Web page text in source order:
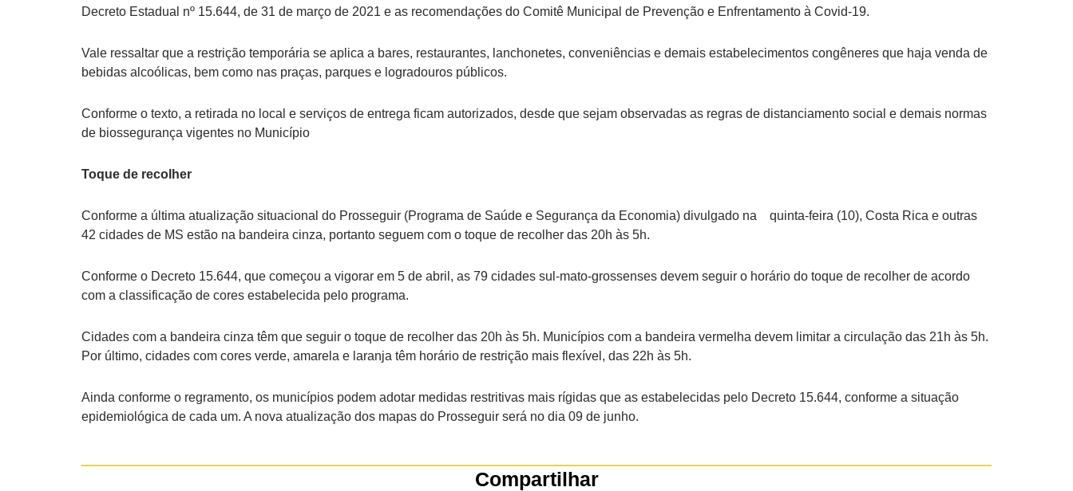
Decreto Estadual nº 15.644, de 31 de março de 2021 e as recomendações do Comitê Municipal de Prevenção e Enfrentamento à Covid-19.
Vale ressaltar que a restrição temporária se aplica a bares, restaurantes, lanchonetes, conveniências e demais estabelecimentos congêneres que haja venda de
bebidas alcoólicas, bem como nas praças, parques e logradouros públicos.
Conforme o texto, a retirada no local e serviços de entrega ficam autorizados, desde que sejam observadas as regras de distanciamento social e demais normas
de biossegurança vigentes no Município
Toque de recolher
Conforme a última atualização situacional do Prosseguir (Programa de Saúde e Segurança da Economia) divulgado na quinta-feira (10), Costa Rica e outras
42 cidades de MS estão na bandeira cinza, portanto seguem com o toque de recolher das 20h às 5h.
Conforme o Decreto 15.644, que começou a vigorar em 5 de abril, as 79 cidades sul-mato-grossenses devem seguir o horário do toque de recolher de acordo
com a classificação de cores estabelecida pelo programa.
Cidades com a bandeira cinza têm que seguir o toque de recolher das 20h às 5h. Municípios com a bandeira vermelha devem limitar a circulação das 21h às 5h.
Por último, cidades com cores verde, amarela e laranja têm horário de restrição mais flexível, das 22h às 5h.
Ainda conforme o regramento, os municípios podem adotar medidas restritivas mais rígidas que as estabelecidas pelo Decreto 15.644, conforme a situação
epidemiológica de cada um. A nova atualização dos mapas do Prosseguir será no dia 09 de junho.
Compartilhar